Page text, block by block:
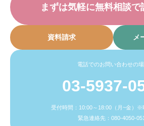
まずは気軽に無料相談で
資料請求 メ
電話でのお問い合わせの
03-5937-
受付時間：10:00～18:00（月~金）※
緊急連絡先：080-4050-